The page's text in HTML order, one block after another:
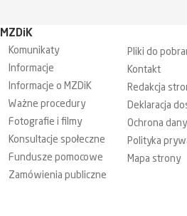
MZDiK
Komunikaty
Informacje
Informacje o MZDiK
Ważne procedury
Fotografie i filmy
Konsultacje społeczne
Fundusze pomocowe
Zamówienia publiczne
Pliki do
Kontakt
Redakcja
Deklaracja
Ochrona
Polityka
Mapa strony